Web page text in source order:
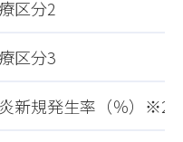
区分2
区分3
新規発生率（％）※2